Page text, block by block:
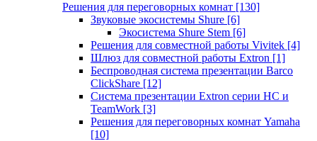
Решения для переговорных комнат [130]
Звуковые экосистемы Shure [6]
Экосистема Shure Stem [6]
Решения для совместной работы Vivitek [4]
Шлюз для совместной работы Extron [1]
Беспроводная система презентации Barco
ClickShare [12]
Система презентации Extron серии HC и
TeamWork [3]
Решения для переговорных комнат Yamaha
[10]